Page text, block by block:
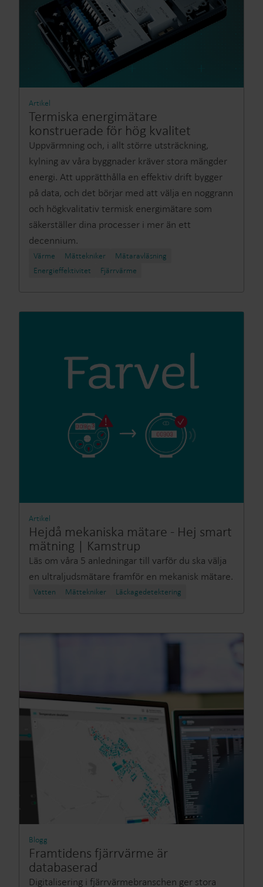
Artikel
Termiska energimätare
konstruerade för hög kvalitet
Uppvärmning och, i allt större utsträckning,
kylning av våra byggnader kräver stora mängder
energi. Att upprätthålla en effektiv drift bygger
på data, och det börjar med att välja en noggrann
och högkvalitativ termisk energimätare som
säkerställer dina processer i mer än ett
decennium.
Värme Mättekniker
Mätaravläsning​
Energieffektivitet​
Fjärrvärme​
Artikel
Hejdå mekaniska mätare - Hej smart
mätning | Kamstrup
Läs om våra 5 anledningar till varför du ska välja
en ultraljudsmätare framför en mekanisk mätare.
Vatten Mättekniker Läckagedetektering
Blogg
Framtidens fjärrvärme är
databaserad
Digitalisering i fjärrvärmebranschen ger stora